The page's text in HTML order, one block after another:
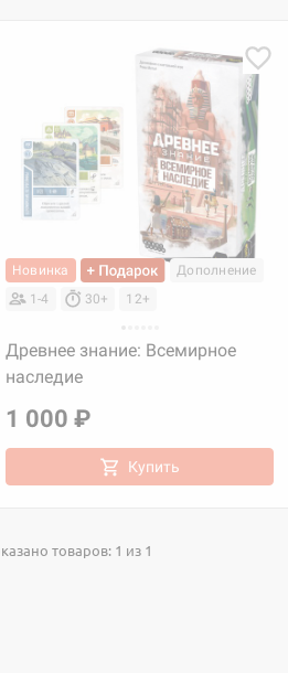
Новинка
Дополнение
1-4
30+ 12+
Древнее знание: Всемирное
наследие
1 000 ₽
Купить
товаров: 1 из 1